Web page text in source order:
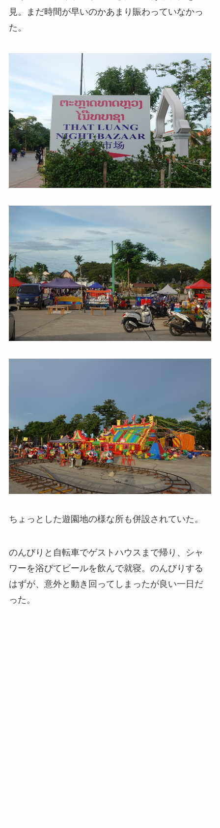
見。まだ時間が早いのかあまり賑わっていなかっ
た。
ちょっとした遊園地の様な所も併設されていた。
のんびりと自転車でゲストハウスまで帰り、シャ
ワーを浴びてビールを飲んで就寝。のんびりする
はずが、意外と動き回ってしまったが良い一日だ
った。